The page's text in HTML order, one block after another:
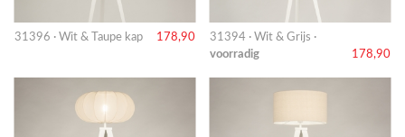
31396 · Wit & Taupe kap 178,90
31394 · Wit & Grijs ·
voorradig
178,90